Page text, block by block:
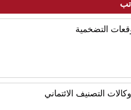
التضخمية
التصنيف الائتماني